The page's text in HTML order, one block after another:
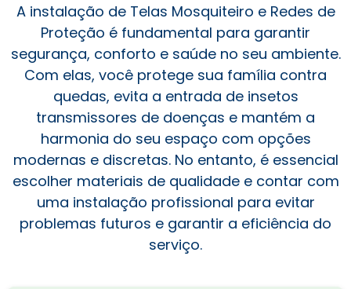
A instalação de Telas Mosquiteiro e Redes de
Proteção é fundamental para garantir
segurança, conforto e saúde no seu ambiente.
Com elas, você protege sua família contra
quedas, evita a entrada de insetos
transmissores de doenças e mantém a
harmonia do seu espaço com opções
modernas e discretas. No entanto, é essencial
escolher materiais de qualidade e contar com
uma instalação profissional para evitar
problemas futuros e garantir a eficiência do
serviço.